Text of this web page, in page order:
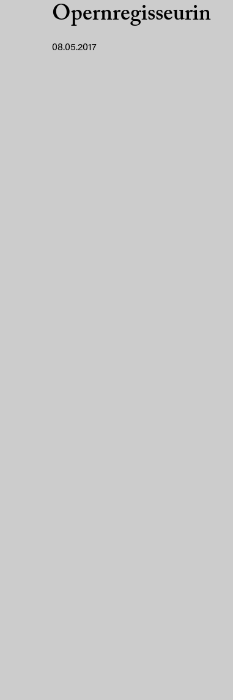
Opernregisseurin
08.05.2017